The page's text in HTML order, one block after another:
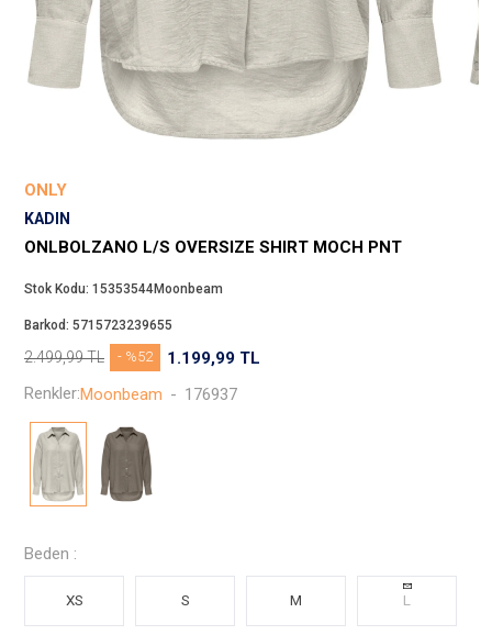
ONLY
KADIN
ONLBOLZANO L/S OVERSIZE SHIRT MOCH PNT
Stok Kodu: 15353544Moonbeam
Barkod: 5715723239655
2.499,99TL 1.199,99 TL
- %52
Beden :
XS S M L
Renkler:Moonbeam - 176937
JJXX
Puma
Jack & Jones
Lee
Only
Nike
Levi`s
Erke